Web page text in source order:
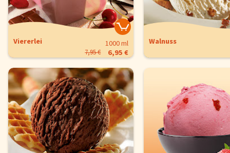
Viererlei
1000 ml
6,95 €
7,95 €
Walnuss